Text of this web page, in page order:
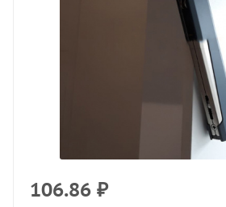
106.86 ₽